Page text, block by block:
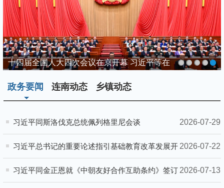
十四届全国人大四次会议在京开幕 习近平等在
政务要闻 连南动态 乡镇动态
习近平同斯洛伐克总统佩列格里尼会谈 2026-07-29
习近平总书记的重要论述指引基础教育改革发展开
创新局面
2026-07-22
习近平同金正恩就《中朝友好合作互助条约》签订 2026-07-13